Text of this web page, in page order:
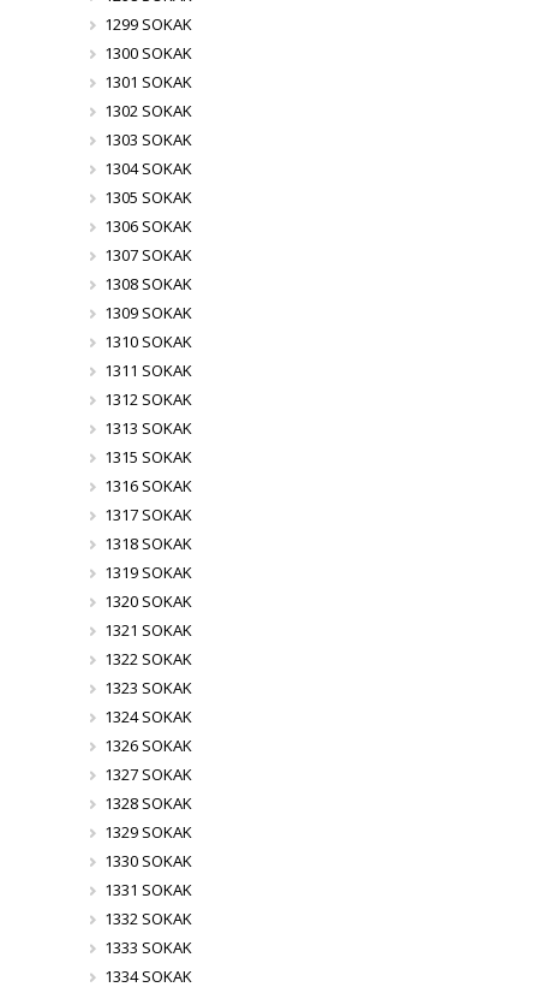
1299 SOKAK
1300 SOKAK
1301 SOKAK
1302 SOKAK
1303 SOKAK
1304 SOKAK
1305 SOKAK
1306 SOKAK
1307 SOKAK
1308 SOKAK
1309 SOKAK
1310 SOKAK
1311 SOKAK
1312 SOKAK
1313 SOKAK
1315 SOKAK
1316 SOKAK
1317 SOKAK
1318 SOKAK
1319 SOKAK
1320 SOKAK
1321 SOKAK
1322 SOKAK
1323 SOKAK
1324 SOKAK
1326 SOKAK
1327 SOKAK
1328 SOKAK
1329 SOKAK
1330 SOKAK
1331 SOKAK
1332 SOKAK
1333 SOKAK
1334 SOKAK